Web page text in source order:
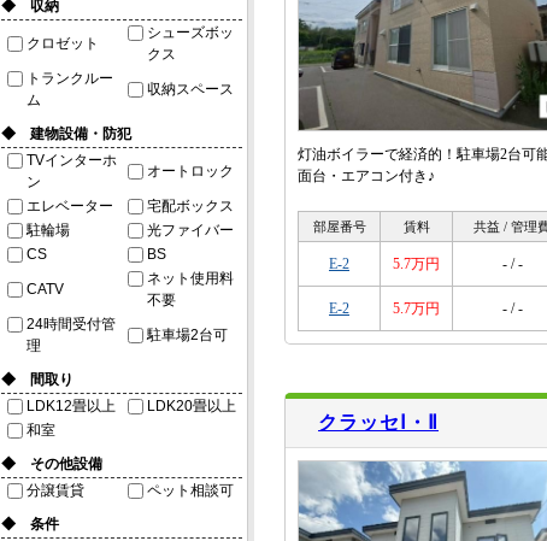
灯油ボイラーで経済的！駐車場2台可
面台・エアコン付き♪
部屋番号 賃料 共益 / 管理
E-2 5.7万円 - / -
E-2 5.7万円 - / -
クラッセⅠ・Ⅱ
◆ 収納
クロゼット
シューズボッ
クス
トランクルー
ム
収納スペース
◆ 建物設備・防犯
TVインターホ
ン
オートロック
エレベーター
宅配ボックス
駐輪場
光ファイバー
CS
BS
CATV
ネット使用料
不要
24時間受付管
理
駐車場2台可
◆ 間取り
LDK12畳以上
LDK20畳以上
和室
◆ その他設備
分譲賃貸
ペット相談可
◆ 条件